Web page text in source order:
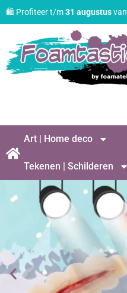
🛍️ Profiteer t/m31 augustusvan
Art | Home deco
Tekenen | Schilderen